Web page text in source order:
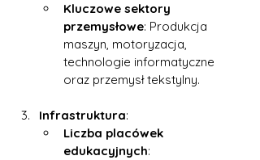
Kluczowe sektory
przemysłowe: Produkcja
maszyn, motoryzacja,
technologie informatyczne
oraz przemysł tekstylny.
Infrastruktura:
Liczba placówek
edukacyjnych: